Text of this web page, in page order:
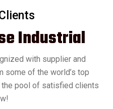
Industrial
with supplier and
some of the world’s top
pool of satisfied clients